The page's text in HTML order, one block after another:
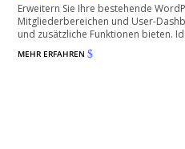
Erweitern Sie Ihre bestehende
Mitgliederbereichen und User-
und zusätzliche Funktionen bieten.
MEHR ERFAHREN$